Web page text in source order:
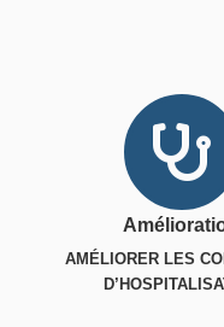
AMÉLIORER LES